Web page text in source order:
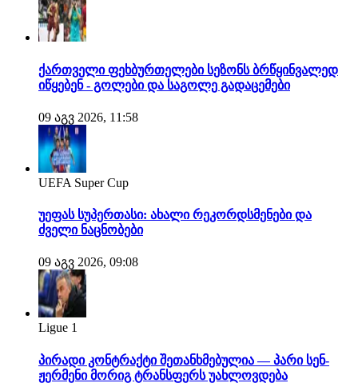
ქართველი ფეხბურთელები სეზონს ბრწყინვალედ
იწყებენ - გოლები და საგოლე გადაცემები
09 აგვ 2026, 11:58
UEFA Super Cup
უეფას სუპერთასი: ახალი რეკორდსმენები და
ძველი ნაცნობები
09 აგვ 2026, 09:08
Ligue 1
პირადი კონტრაქტი შეთანხმებულია — პარი სენ-
ჟერმენი მორიგ ტრანსფერს უახლოვდება